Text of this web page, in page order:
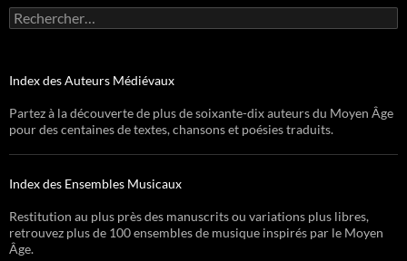
Rechercher :
Index des Auteurs Médiévaux
Partez à la découverte de plus de soixante-dix auteurs du Moyen Âge
pour des centaines de textes, chansons et poésies traduits.
Index des Ensembles Musicaux
Restitution au plus près des manuscrits ou variations plus libres,
retrouvez plus de 100 ensembles de musique inspirés par le Moyen
Âge.